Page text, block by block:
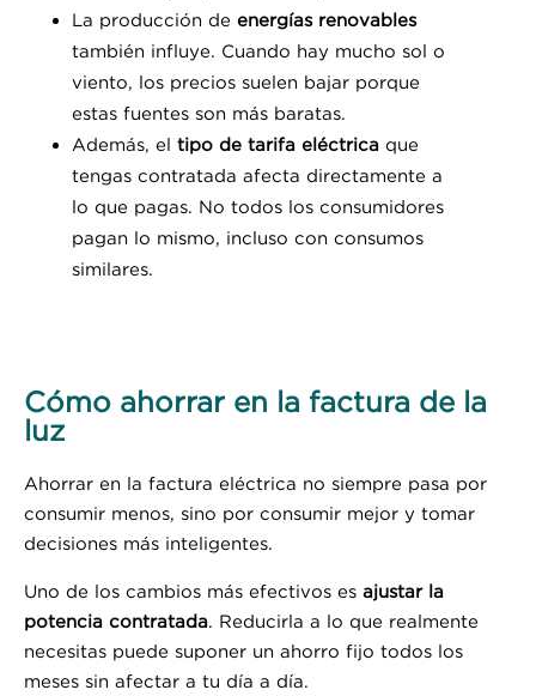
La producción de energías renovables
también influye. Cuando hay mucho sol o
viento, los precios suelen bajar porque
estas fuentes son más baratas.
Además, el tipo de tarifa eléctrica que
tengas contratada afecta directamente a
lo que pagas. No todos los consumidores
pagan lo mismo, incluso con consumos
similares.
Cómo ahorrar en la factura de la
luz
Ahorrar en la factura eléctrica no siempre pasa por
consumir menos, sino por consumir mejor y tomar
decisiones más inteligentes.
Uno de los cambios más efectivos es ajustar la
potencia contratada. Reducirla a lo que realmente
necesitas puede suponer un ahorro fijo todos los
meses sin afectar a tu día a día.